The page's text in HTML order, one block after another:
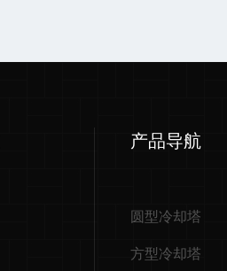
产品导航
圆型冷却塔
方型冷却塔